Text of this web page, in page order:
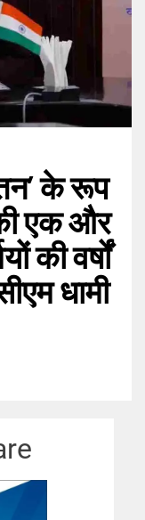
के रूप
एक और
की वर्षों
धामी